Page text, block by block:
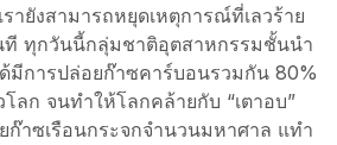
ายังสามารถหยุดเหตุการณ์ที่เลวร้าย
ที ทุกวันนี้กลุ่มชาติอุตสาหกรรมชั้นนำ
มีการปล่อยก๊าซคาร์บอนรวมกัน 80%
ลก จนทำให้โลกคล้ายกับ “เตาอบ”
ก๊าซเรือนกระจกจำนวนมหาศาล แทำ